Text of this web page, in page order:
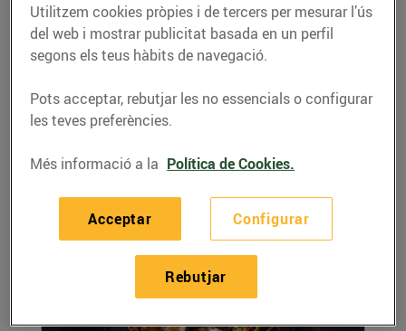
Carxofes amb cloïsses
30/de desembre/2020
Recepta de carxofes amb cloïsses de la Mª
Auxiliadora Guijarro Ingredients per a 4
persones:...
LLEGIR MÉS
Utilitzem cookies pròpies i de tercers per mesurar l’ús
del web i mostrar publicitat basada en un perfil
segons els teus hàbits de navegació.
Pots acceptar, rebutjar les no essencials o configurar
les teves preferències.
Més informació a la Política de Cookies.
Configurar
Rebutjar
Acceptar